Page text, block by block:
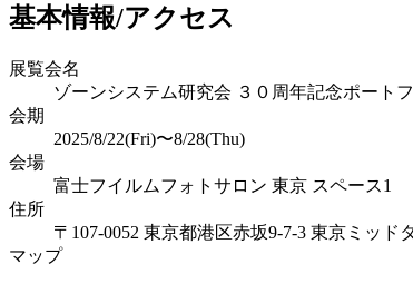
基本情報/アクセス
展覧会名
ゾーンシステム研究会 ３０周年記念ポー
会期
2025/8/22(Fri)〜8/28(Thu)
会場
富士フイルムフォトサロン 東京 スペース1
住所
〒107-0052 東京都港区赤坂9-7-3 東京ミッド
マップ